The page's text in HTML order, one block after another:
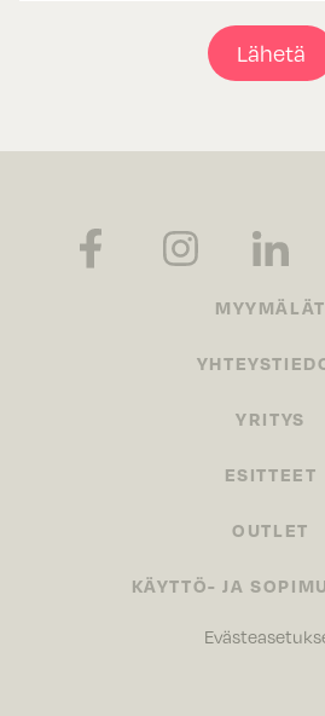
Lähetä
MYYMÄLÄT
YRITYS
ESITTEET
OUTLET
KÄYTTÖ- JA